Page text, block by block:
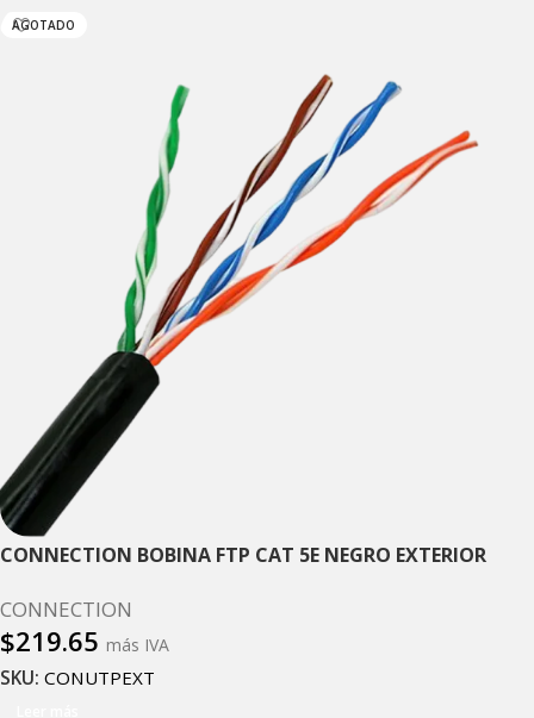
AGOTADO
CONNECTION BOBINA FTP CAT 5E NEGRO EXTERIOR
CONNECTION
$219.65 más IVA
SKU: CONUTPEXT